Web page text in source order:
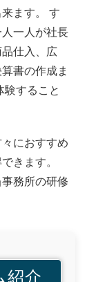
ます。 す
一人が社長
仕入、広
書の作成ま
験すること
におすすめ
きます。
務所の研修
紹介